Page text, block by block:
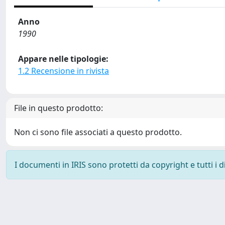
Anno
1990
Appare nelle tipologie:
1.2 Recensione in rivista
File in questo prodotto:
Non ci sono file associati a questo prodotto.
I documenti in IRIS sono protetti da copyright e tutti i